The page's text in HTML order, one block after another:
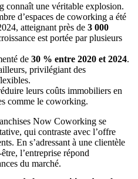
connaît une véritable explosion.
d’espaces de coworking a été
atteignant près de 3 000
est portée par plusieurs
de 30 % entre 2020 et 2024.
privilégiant des
leurs coûts immobiliers en
comme le coworking.
Now Coworking se
qui contraste avec l’offre
En s’adressant à une clientèle
l’entreprise répond
du marché.